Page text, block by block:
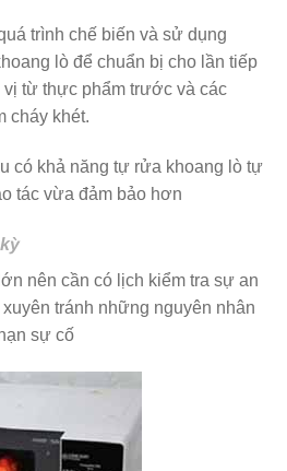
trình chế biến và sử dụng
lò để chuẩn bị cho lần tiếp
vị từ thực phẩm trước và các
cháy khét.
có khả năng tự rửa khoang lò tự
tác vừa đảm bảo hơn
nên cần có lịch kiểm tra sự an
tránh những nguyên nhân
sự cố